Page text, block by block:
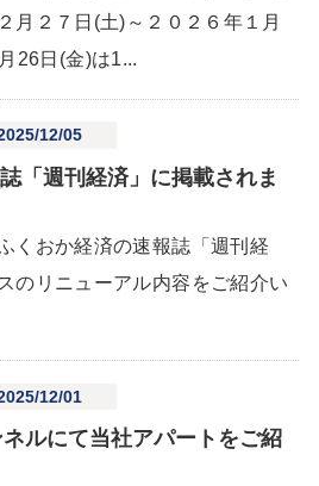
月２７日(土)～２０２６年１月
26日(金)は1...
12/05
「週刊経済」に掲載されま
くおか経済の速報誌「週刊経
のリニューアル内容をご紹介い
12/01
ルにて当社アパートをご紹